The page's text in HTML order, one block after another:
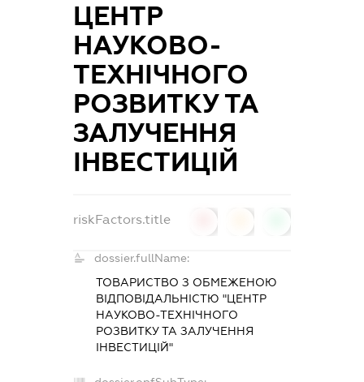
ЦЕНТР
НАУКОВО-
ТЕХНІЧНОГО
РОЗВИТКУ ТА
ЗАЛУЧЕННЯ
ІНВЕСТИЦІЙ
riskFactors.title
dossier.fullName:
ТОВАРИСТВО З ОБМЕЖЕНОЮ
ВІДПОВІДАЛЬНІСТЮ "ЦЕНТР
НАУКОВО-ТЕХНІЧНОГО
РОЗВИТКУ ТА ЗАЛУЧЕННЯ
ІНВЕСТИЦІЙ"